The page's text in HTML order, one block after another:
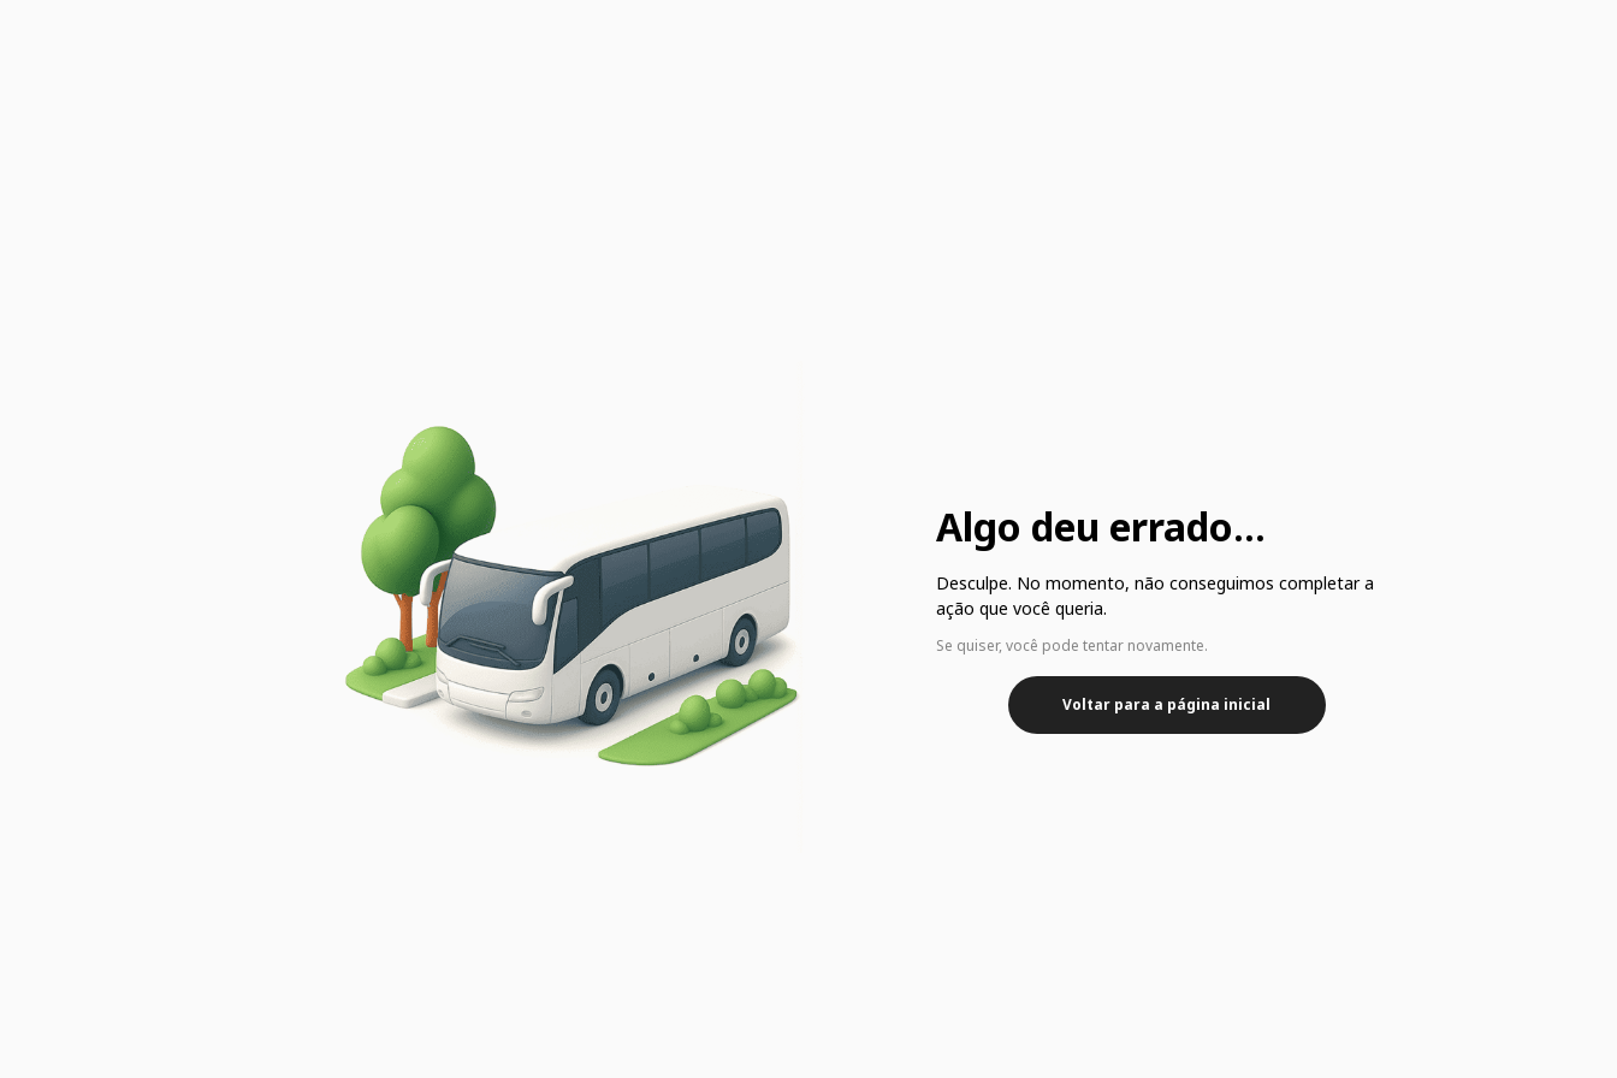
Algo deu errado...
Desculpe. No momento, não conseguimos completar a
ação que você queria.
Se quiser, você pode tentar novamente.
Voltar para a página inicial